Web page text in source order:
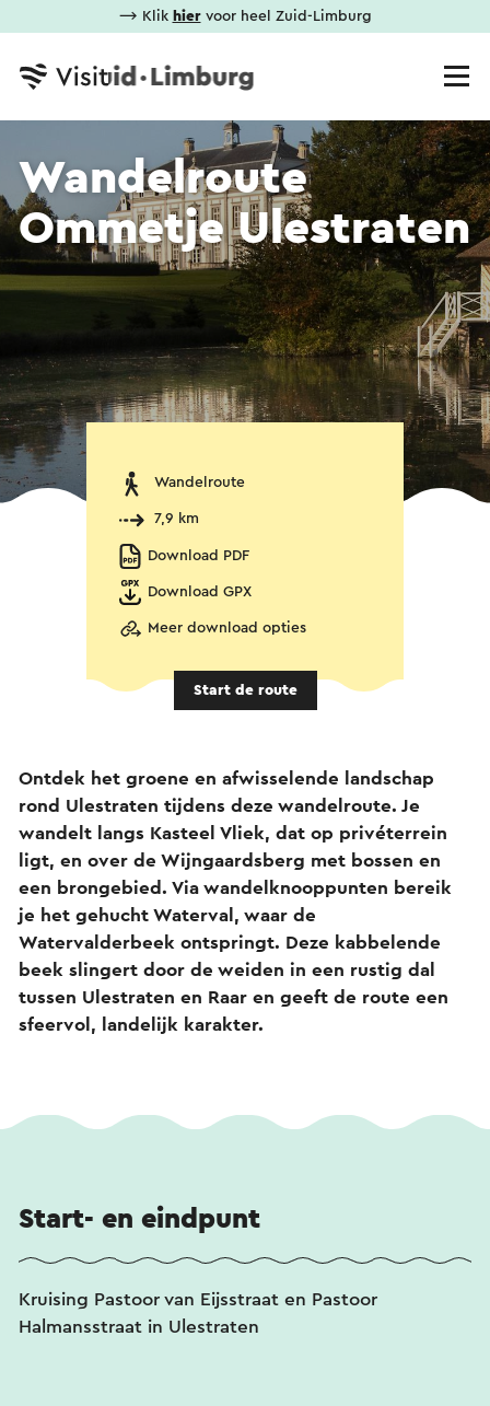
⟶ Klik hiervoor heel Zuid-Limburg
Wandelroute
Ommetje Ulestraten
Wandelroute
7,9 km
Download PDF
Download GPX
Meer download opties
Start de route
Ontdek het groene en afwisselende landschap
rond Ulestraten tijdens deze wandelroute. Je
wandelt langs Kasteel Vliek, dat op privéterrein
ligt, en over de Wijngaardsberg met bossen en
een brongebied. Via wandelknooppunten bereik
je het gehucht Waterval, waar de
Watervalderbeek ontspringt. Deze kabbelende
beek slingert door de weiden in een rustig dal
tussen Ulestraten en Raar en geeft de route een
sfeervol, landelijk karakter.
Start- en eindpunt
Kruising Pastoor van Eijsstraat en Pastoor
Halmansstraat in Ulestraten